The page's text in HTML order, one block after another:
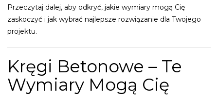
Przeczytaj dalej, aby odkryć, jakie wymiary mogą Cię
zaskoczyć i jak wybrać najlepsze rozwiązanie dla Twojego
projektu.
Kręgi Betonowe – Te
Wymiary Mogą Cię